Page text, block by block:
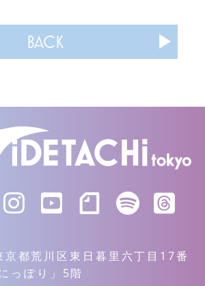
BACK
都荒川区東日暮里六丁目17番
っぽり」5階